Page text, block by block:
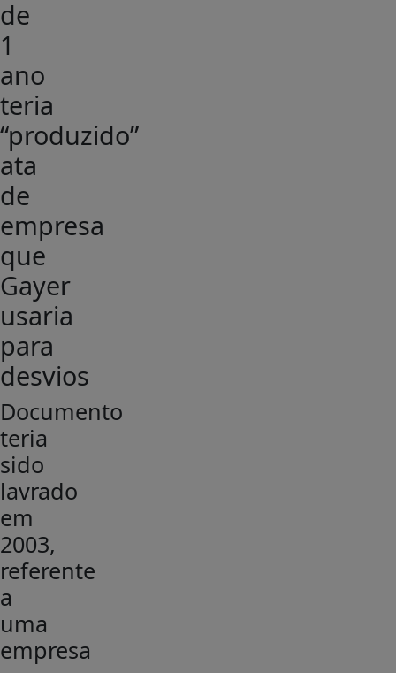
de
1
ano
teria
“produzido”
ata
de
empresa
que
Gayer
usaria
para
desvios
Documento
teria
sido
lavrado
em
2003,
referente
a
uma
empresa